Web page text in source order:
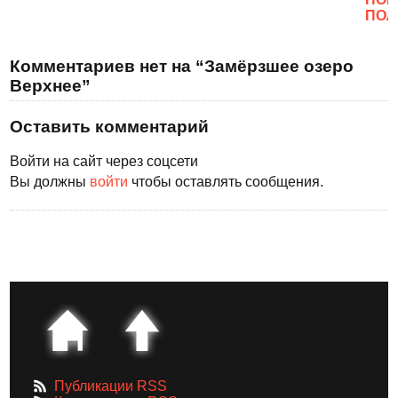
Комментариев нет на “Замёрзшее озеро
Верхнее”
Оставить комментарий
Войти на сайт через соцсети
Вы должны войти чтобы оставлять сообщения.
Публикации RSS